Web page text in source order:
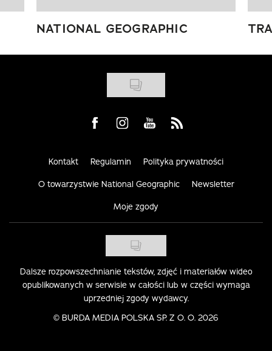
NATIONAL GEOGRAPHIC
Visit us on Facebook
Visit us on Instagram
Visit us on Youtube
Visit us on Rss
Kontakt Regulamin Polityka prywatności
O towarzystwie National Geographic Newsletter
Moje zgody
Dalsze rozpowszechnianie tekstów, zdjęć i materiałów wideo
opublikowanych w serwisie w całości lub w części wymaga
uprzedniej zgody wydawcy.
© BURDA MEDIA POLSKA SP. Z O. O. 2026